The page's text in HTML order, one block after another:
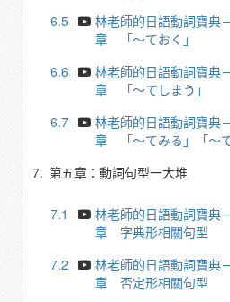
6.5
林老師的日語動詞寶
章 「～ておく」
6.6
林老師的日語動詞寶
章 「～てしまう」
6.7
林老師的日語動詞寶
章 「～てみる」「～て
7. 第五章：動詞句型一大堆
7.1
林老師的日語動詞寶
章 字典形相關句型
7.2
林老師的日語動詞寶
章 否定形相關句型